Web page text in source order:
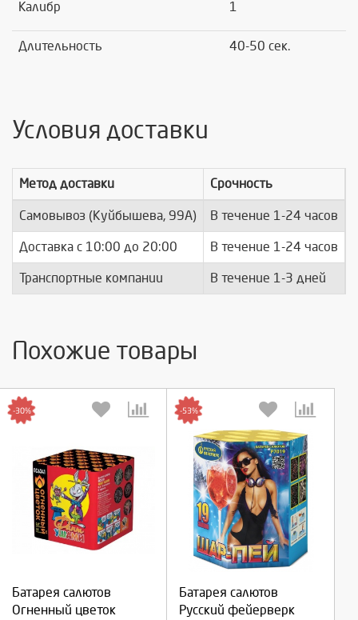
Калибр 1
Длительность 40-50 сек.
Условия доставки
Метод доставки Срочность
Самовывоз (Куйбышева, 99А) В течение 1-24 часов
Доставка c 10:00 до 20:00 В течение 1-24 часов
Транспортные компании В течение 1-3 дней
Похожие товары
Батарея салютов
Огненный цветок
-30%
Выберите количество:
Продолжить
Батарея салютов
Русский фейерверк
-53%
Выберите количество:
Продолжить